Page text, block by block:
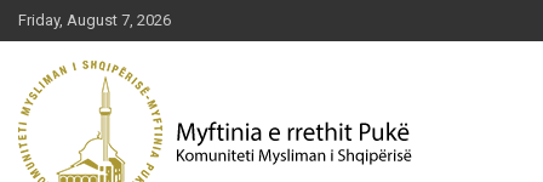
Skip
to
content
Friday, August 7, 2026